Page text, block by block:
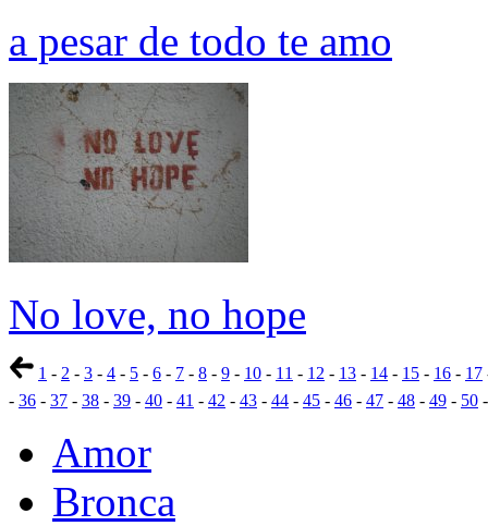
a pesar de todo te amo
No love, no hope
1 - 2 - 3 - 4 - 5 - 6 - 7 - 8 - 9 - 10 - 11 - 12 - 13 - 14 - 15 - 16 - 17
- 36 - 37 - 38 - 39 - 40 - 41 - 42 - 43 - 44 - 45 - 46 - 47 - 48 - 49 - 50
Amor
Bronca